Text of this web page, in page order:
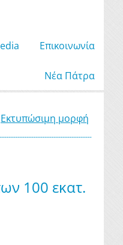
Επικοινωνία
Νέα Πάτρα
Εκτυπώσιμη μορφή
100 εκατ.